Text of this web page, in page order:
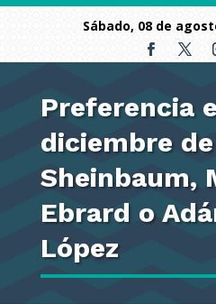
sábado, 08 de
Preferencia
diciembre
Sheinbaum,
Ebrard o
López